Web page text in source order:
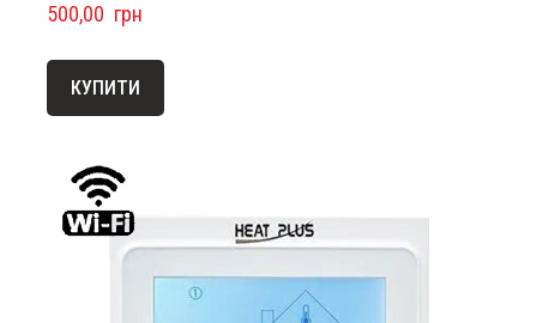
500,00  грн
КУПИТИ